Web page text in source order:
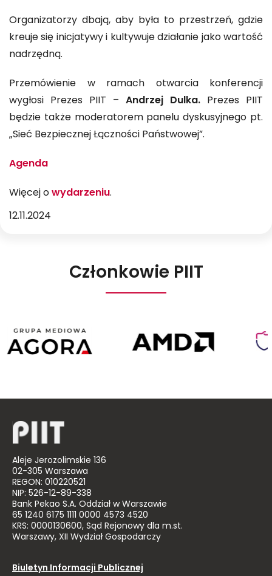
Organizatorzy dbają, aby była to przestrzeń, gdzie
kreuje się inicjatywy i kultywuje działanie jako wartość
nadrzędną.
Przemówienie w ramach otwarcia konferencji
wygłosi Prezes PIIT – Andrzej Dulka. Prezes PIIT
będzie także moderatorem panelu dyskusyjnego pt.
„Sieć Bezpiecznej Łączności Państwowej”.
Agenda
Więcej owydarzeniu.
12.11.2024
Członkowie PIIT
Agora
Poland
Aleje Jerozolimskie 136
02-305 Warszawa
REGON: 010220521
NIP: 526-12-89-338
Bank Pekao S.A. Oddział w Warszawie
65 1240 6175 1111 0000 4573 4520
KRS: 0000130600, Sąd Rejonowy dla m.st.
Warszawy, XII Wydział Gospodarczy
Biuletyn Informacji Publicznej